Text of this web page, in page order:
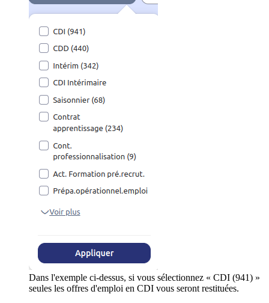
Dans l'exemple ci-dessus, si vous sélectionnez « CDI (941) »
seules les offres d'emploi en CDI vous seront restituées.